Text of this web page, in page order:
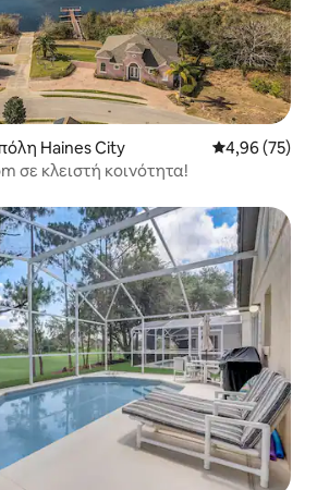
Haines City Μέση
4,96 (75)
σε κλειστή κοινότητα!